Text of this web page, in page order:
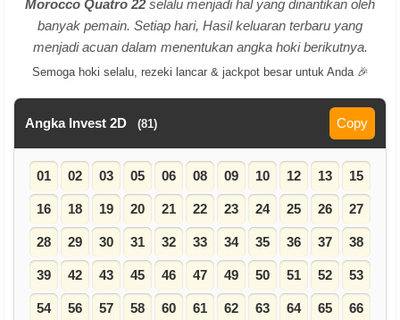
Morocco Quatro 22selalu menjadi hal yang dinantikan oleh
banyak pemain. Setiap hari, Hasil keluaran terbaru yang
menjadi acuan dalam menentukan angka hoki berikutnya.
Semoga hoki selalu, rezeki lancar & jackpot besar untuk Anda 🎉
Angka Invest 2D (81) Copy
01 02 03 05 06 08 09 10 12 13 15
16 18 19 20 21 22 23 24 25 26 27
28 29 30 31 32 33 34 35 36 37 38
39 42 43 45 46 47 49 50 51 52 53
54 56 57 58 60 61 62 63 64 65 66